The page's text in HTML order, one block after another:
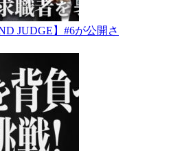
JUDGE】#6が公開さ